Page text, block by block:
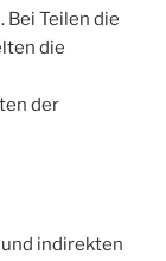
Teilen die
die
der
indirekten